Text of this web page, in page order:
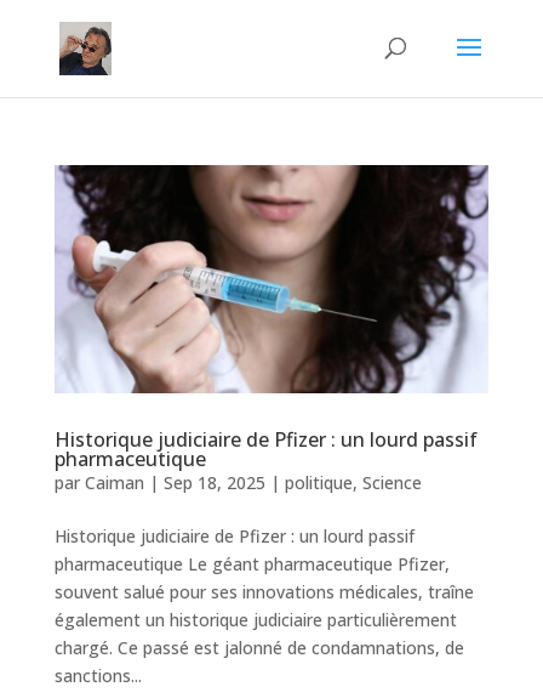
Historique judiciaire de Pfizer : un lourd passif
pharmaceutique
par Caiman | Sep 18, 2025 | politique, Science
Historique judiciaire de Pfizer : un lourd passif
pharmaceutique Le géant pharmaceutique Pfizer,
souvent salué pour ses innovations médicales, traîne
également un historique judiciaire particulièrement
chargé. Ce passé est jalonné de condamnations, de
sanctions...